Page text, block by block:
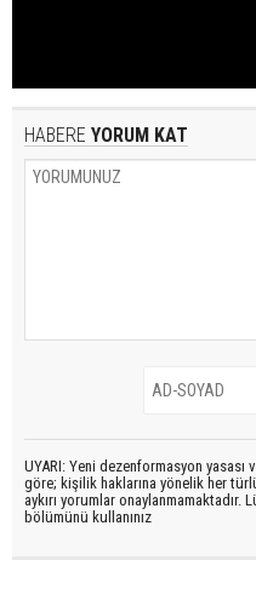
HABERE YORUM KAT
UYARI: Yeni dezenformasyon
göre; kişilik haklarına yönelik her
aykırı yorumlar
bölümünü kullanınız